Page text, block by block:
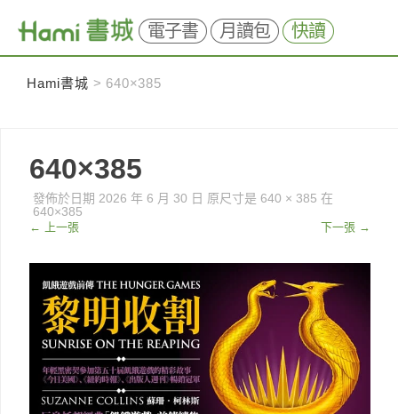
電子書 月讀包 快讀
Hami書城 > 640×385
640×385
發佈於日期2026 年 6 月 30 日 原尺寸是 640 × 385 在
640×385
← 上一張 下一張 →